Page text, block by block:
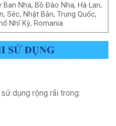
Ban Nha, Bồ Đào Nha, Hà Lan,
Séc, Nhật Bản, Trung Quốc,
Nhĩ Kỳ, Romania
dụng rộng rãi trong: